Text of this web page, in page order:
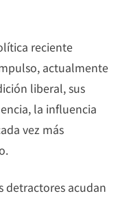
reciente
actualmente
liberal, sus
la influencia
vez más
detractores acudan